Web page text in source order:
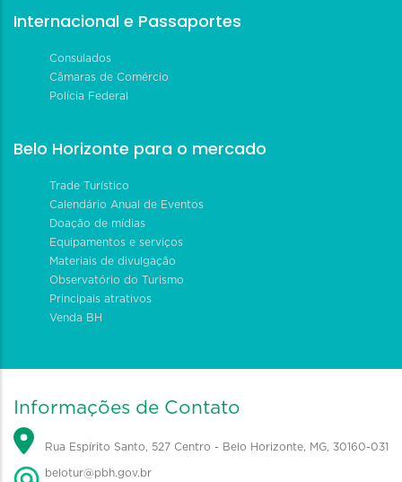
Internacional e Passaportes
Consulados
Câmaras de Comércio
Polícia Federal
Belo Horizonte para o mercado
Trade Turístico
Calendário Anual de Eventos
Doação de mídias
Equipamentos e serviços
Materiais de divulgação
Observatório do Turismo
Principais atrativos
Venda BH
Informações de Contato
Rua Espírito Santo, 527 Centro - Belo Horizonte, MG, 30160-031
belotur@pbh.gov.br